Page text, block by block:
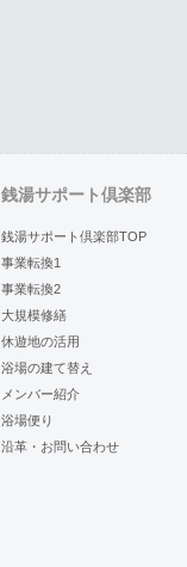
銭湯サポート倶楽部
銭湯サポート倶楽部TOP
事業転換1
事業転換2
大規模修繕
休遊地の活用
浴場の建て替え
メンバー紹介
浴場便り
沿革・お問い合わせ